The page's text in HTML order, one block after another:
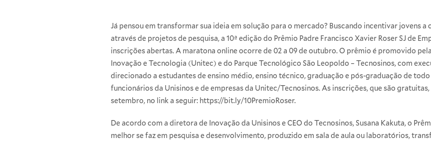
Já pensou em transformar sua ideia em solução para o mercado? Buscando incentivar jovens
através de projetos de pesquisa, a 10ª edição do Prêmio Padre Francisco Xavier Roser SJ de
inscrições abertas. A maratona online ocorre de 02 a 09 de outubro. O prêmio é promovido
Inovação e Tecnologia (Unitec) e do Parque Tecnológico São Leopoldo – Tecnosinos, com
direcionado a estudantes de ensino médio, ensino técnico, graduação e pós-graduação de
funcionários da Unisinos e de empresas da Unitec/Tecnosinos. As inscrições, que são
setembro, no link a seguir: https://bit.ly/10PremioRoser.
De acordo com a diretora de Inovação da Unisinos e CEO do Tecnosinos, Susana Kakuta, o
melhor se faz em pesquisa e desenvolvimento, produzido em sala de aula ou laboratórios,